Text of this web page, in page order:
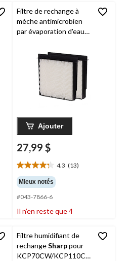
Filtre de rechange à
mèche antimicrobien
par évaporation d'eau
Super pour
humidificateur, paq. 1
Ajouter
27,99 $
4.3 (13)
4.3
étoile(s)
sur
5.
13
Mieux notés
#043-7866-6
Il n’en reste que 4
Filtre humidifiant de
rechangeSharppour
KCP70CW/KCP110C